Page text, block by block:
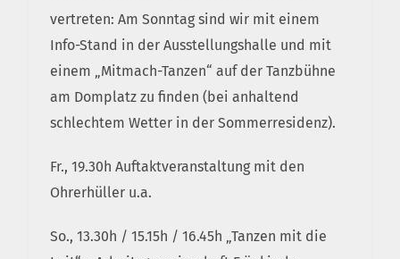
vertreten: Am Sonntag sind wir mit einem
Info-Stand in der Ausstellungshalle und mit
einem „Mitmach-Tanzen“ auf der Tanzbühne
am Domplatz zu finden (bei anhaltend
schlechtem Wetter in der Sommerresidenz).
Fr., 19.30h Auftaktveranstaltung mit den
Ohrerhüller u.a.
So., 13.30h / 15.15h / 16.45h „Tanzen mit die